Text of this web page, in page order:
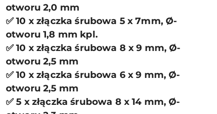
otworu 2,0 mm
✅ 10 x złączka śrubowa 5 x 7mm, Ø-
otworu 1,8 mm kpl.
✅ 10 x złączka śrubowa 8 x 9 mm, Ø-
otworu 2,5 mm
✅ 10 x złączka śrubowa 6 x 9 mm, Ø-
otworu 2,5 mm
✅ 5 x złączka śrubowa 8 x 14 mm, Ø-